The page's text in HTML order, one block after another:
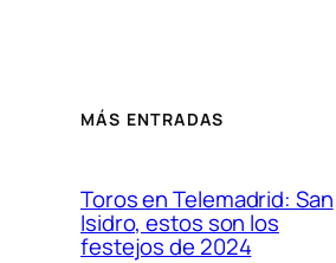
MÁS ENTRADAS
Toros en Telemadrid: San
Isidro, estos son los
festejos de 2024